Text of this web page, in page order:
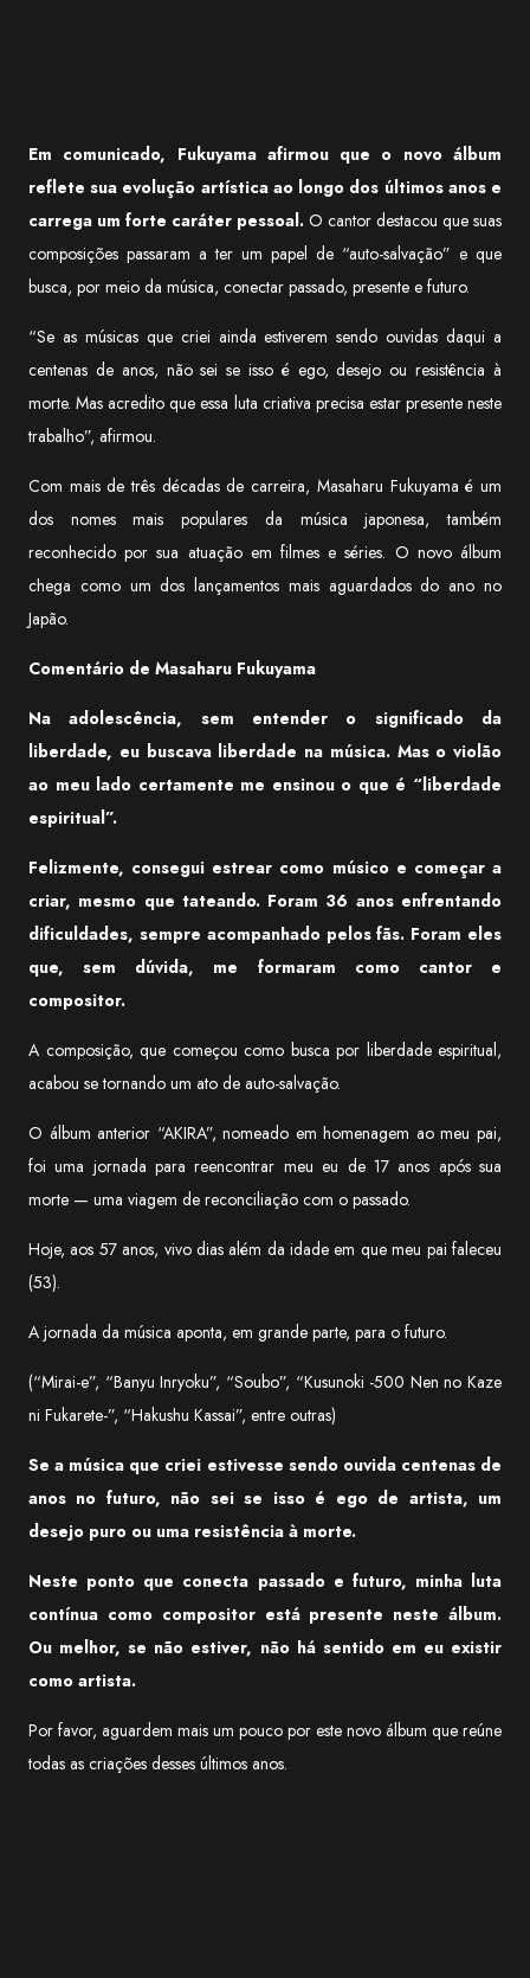
Em comunicado, Fukuyama afirmou que o novo álbum
reflete sua evolução artística ao longo dos últimos anos e
carrega um forte caráter pessoal. O cantor destacou que suas
composições passaram a ter um papel de “auto-salvação” e que
busca, por meio da música, conectar passado, presente e futuro.
“Se as músicas que criei ainda estiverem sendo ouvidas daqui a
centenas de anos, não sei se isso é ego, desejo ou resistência à
morte. Mas acredito que essa luta criativa precisa estar presente neste
trabalho”, afirmou.
Com mais de três décadas de carreira, Masaharu Fukuyama é um
dos nomes mais populares da música japonesa, também
reconhecido por sua atuação em filmes e séries. O novo álbum
chega como um dos lançamentos mais aguardados do ano no
Japão.
Comentário de Masaharu Fukuyama
Na adolescência, sem entender o significado da
liberdade, eu buscava liberdade na música. Mas o violão
ao meu lado certamente me ensinou o que é “liberdade
espiritual”.
Felizmente, consegui estrear como músico e começar a
criar, mesmo que tateando. Foram 36 anos enfrentando
dificuldades, sempre acompanhado pelos fãs. Foram eles
que, sem dúvida, me formaram como cantor e
compositor.
A composição, que começou como busca por liberdade espiritual,
acabou se tornando um ato de auto-salvação.
O álbum anterior “AKIRA”, nomeado em homenagem ao meu pai,
foi uma jornada para reencontrar meu eu de 17 anos após sua
morte — uma viagem de reconciliação com o passado.
Hoje, aos 57 anos, vivo dias além da idade em que meu pai faleceu
(53).
A jornada da música aponta, em grande parte, para o futuro.
(“Mirai-e”, “Banyu Inryoku”, “Soubo”, “Kusunoki -500 Nen no Kaze
ni Fukarete-”, “Hakushu Kassai”, entre outras)
Se a música que criei estivesse sendo ouvida centenas de
anos no futuro, não sei se isso é ego de artista, um
desejo puro ou uma resistência à morte.
Neste ponto que conecta passado e futuro, minha luta
contínua como compositor está presente neste álbum.
Ou melhor, se não estiver, não há sentido em eu existir
como artista.
Por favor, aguardem mais um pouco por este novo álbum que reúne
todas as criações desses últimos anos.